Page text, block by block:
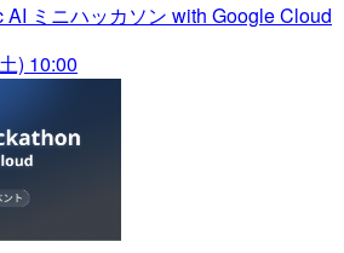
AI ミニハッカソン with Google Cloud
) 10:00